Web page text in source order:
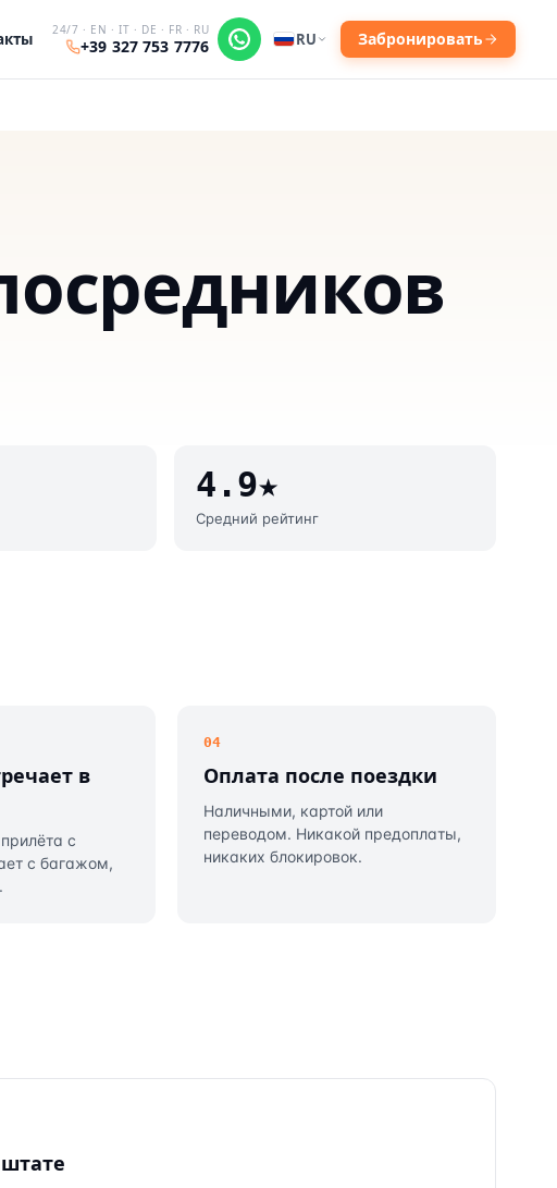
24/7 · EN · IT · DE · FR · RU
+39 327 753 7776 RU Забронировать
4.9★
Средний рейтинг
в
с
с багажом,
04
Оплата после поездки
Наличными, картой или
переводом. Никакой предоплаты,
никаких блокировок.